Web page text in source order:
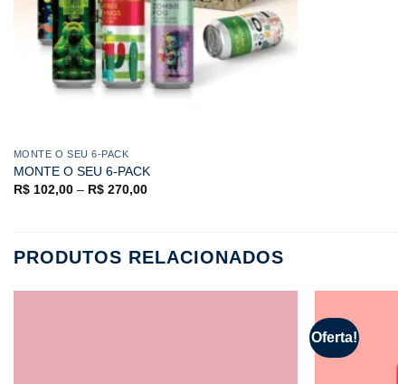
MONTE O SEU 6-PACK
MONTE O SEU 6-PACK
R$102,00– R$270,00
PRODUTOS RELACIONADOS
Oferta!